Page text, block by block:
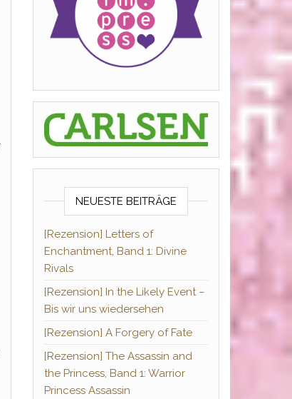
NEUESTE BEITRÄGE
[Rezension] Letters of
Enchantment, Band 1: Divine
Rivals
[Rezension] In the Likely Event –
Bis wir uns wiedersehen
[Rezension] A Forgery of Fate
[Rezension] The Assassin and
the Princess, Band 1: Warrior
Princess Assassin